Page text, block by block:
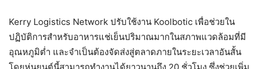
Kerry Logistics Network ปรับใช้งาน Koolbotic เพื่อช่วยใน
ปฏิบัติการสำหรับอาหารแช่เย็นปริมาณมากในสภาพแวดล้อมที่มี
อุณหภูมิต่ำ และจำเป็นต้องจัดส่งสู่ตลาดภายในระยะเวลาอันสั้น